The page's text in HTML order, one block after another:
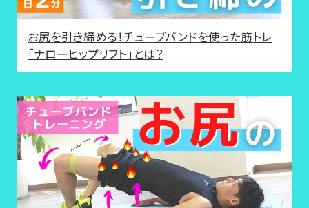
お尻を引き締める！チューブバンドを使った筋トレ
「ナローヒップリフト」とは？